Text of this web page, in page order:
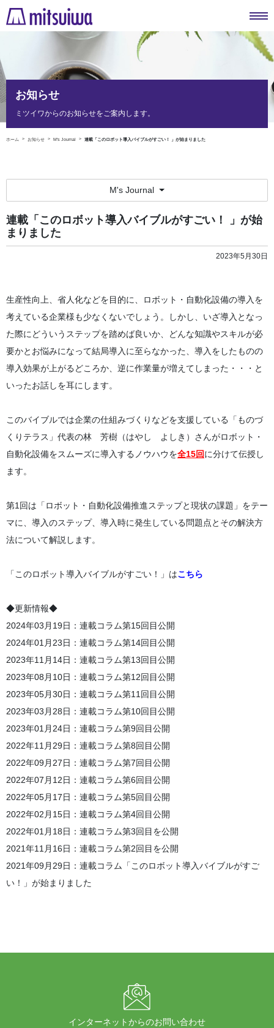
ホーム お知らせ M's Journal 連載「このロボット導入バイブルがすごい！ 」が始まりました
お知らせ
ミツイワからのお知らせをご案内します。
連載「このロボット導入バイブルがすごい！ 」が始
まりました
2023年5月30日
生産性向上、省人化などを目的に、ロボット・自動化設備の導入を
考えている企業様も少なくないでしょう。しかし、いざ導入となっ
た際にどういうステップを踏めば良いか、どんな知識やスキルが必
要かとお悩みになって結局導入に至らなかった、導入をしたものの
導入効果が上がるどころか、逆に作業量が増えてしまった・・・と
いったお話しを耳にします。
このバイブルでは企業の仕組みづくりなどを支援している「ものづ
くりテラス」代表の林 芳樹（はやし よしき）さんがロボット・
自動化設備をスムーズに導入するノウハウを全15回に分けて伝授し
ます。
第1回は「ロボット・自動化設備推進ステップと現状の課題」をテー
マに、導入のステップ、導入時に発生している問題点とその解決方
法について解説します。
「このロボット導入バイブルがすごい！」はこちら
◆更新情報◆
2024年03月19日：連載コラム第15回目公開
2024年01月23日：連載コラム第14回目公開
2023年11月14日：連載コラム第13回目公開
2023年08月10日：連載コラム第12回目公開
2023年05月30日：連載コラム第11回目公開
2023年03月28日：連載コラム第10回目公開
2023年01月24日：連載コラム第9回目公開
2022年11月29日：連載コラム第8回目公開
2022年09月27日：連載コラム第7回目公開
2022年07月12日：連載コラム第6回目公開
2022年05月17日：連載コラム第5回目公開
2022年02月15日：連載コラム第4回目公開
2022年01月18日：連載コラム第3回目を公開
2021年11月16日：連載コラム第2回目を公開
2021年09月29日：連載コラム「このロボット導入バイブルがすご
い！」が始まりました
M's Journal
インターネットからのお問い合わせ